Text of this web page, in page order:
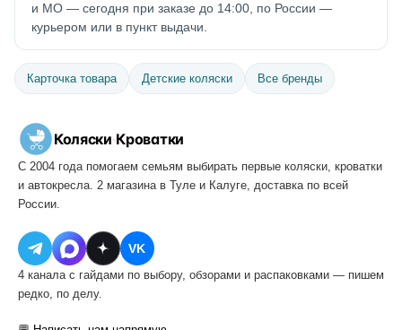
и МО — сегодня при заказе до 14:00, по России —
курьером или в пункт выдачи.
Карточка товара Детские коляски Все бренды
Коляски·Кроватки
С 2004 года помогаем семьям выбирать первые коляски, кроватки
и автокресла. 2 магазина в Туле и Калуге, доставка по всей
России.
VK
4 канала с гайдами по выбору, обзорами и распаковками — пишем
редко, по делу.